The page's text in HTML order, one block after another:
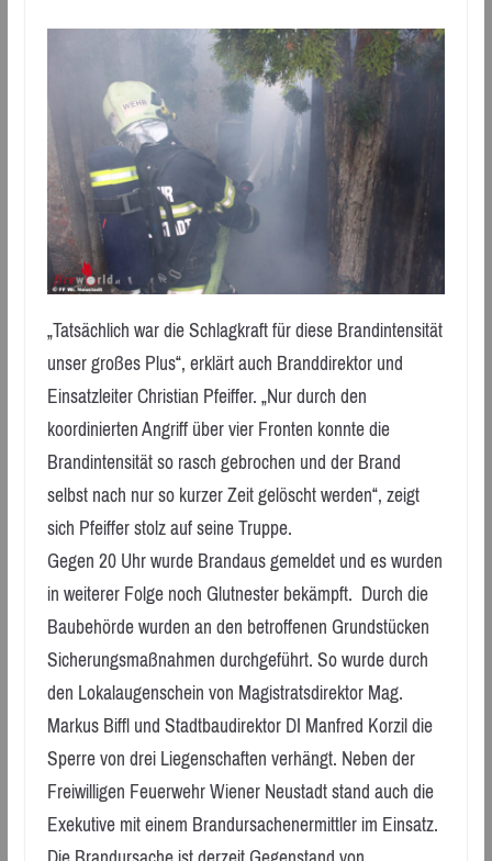
„Tatsächlich war die Schlagkraft für diese Brandintensität
unser großes Plus“, erklärt auch Branddirektor und
Einsatzleiter Christian Pfeiffer. „Nur durch den
koordinierten Angriff über vier Fronten konnte die
Brandintensität so rasch gebrochen und der Brand
selbst nach nur so kurzer Zeit gelöscht werden“, zeigt
sich Pfeiffer stolz auf seine Truppe.
Gegen 20 Uhr wurde Brandaus gemeldet und es wurden
in weiterer Folge noch Glutnester bekämpft. Durch die
Baubehörde wurden an den betroffenen Grundstücken
Sicherungsmaßnahmen durchgeführt. So wurde durch
den Lokalaugenschein von Magistratsdirektor Mag.
Markus Biffl und Stadtbaudirektor DI Manfred Korzil die
Sperre von drei Liegenschaften verhängt. Neben der
Freiwilligen Feuerwehr Wiener Neustadt stand auch die
Exekutive mit einem Brandursachenermittler im Einsatz.